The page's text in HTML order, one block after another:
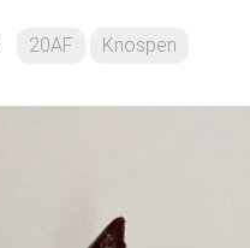
Eibe
Esche
20AF Knospen